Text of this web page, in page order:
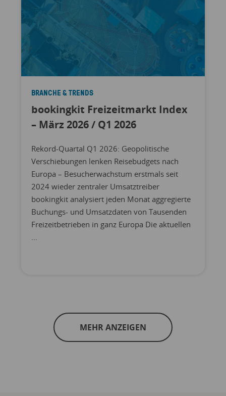
BRANCHE & TRENDS
bookingkit Freizeitmarkt Index
– März 2026 / Q1 2026
Rekord-Quartal Q1 2026: Geopolitische
Verschiebungen lenken Reisebudgets nach
Europa – Besucherwachstum erstmals seit
2024 wieder zentraler Umsatztreiber
bookingkit analysiert jeden Monat aggregierte
Buchungs- und Umsatzdaten von Tausenden
Freizeitbetrieben in ganz Europa Die aktuellen
MEHR ANZEIGEN